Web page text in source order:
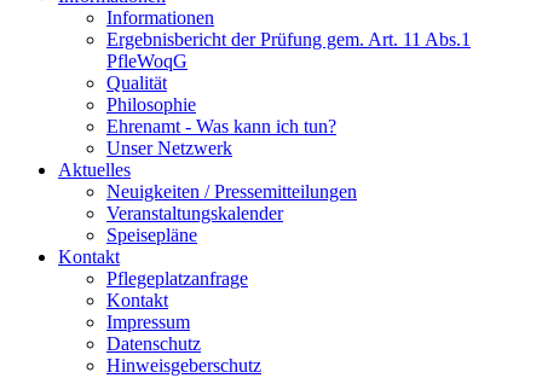
Informationen
Ergebnisbericht der Prüfung gem. Art. 11 Abs.1
PfleWoqG
Qualität
Philosophie
Ehrenamt - Was kann ich tun?
Unser Netzwerk
Aktuelles
Neuigkeiten / Pressemitteilungen
Veranstaltungskalender
Speisepläne
Kontakt
Pflegeplatzanfrage
Kontakt
Impressum
Datenschutz
Hinweisgeberschutz